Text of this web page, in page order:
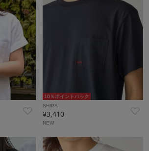
10％ポイントバック
SHIPS
¥3,410
NEW